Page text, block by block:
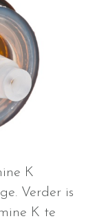
K
Verder is
K te